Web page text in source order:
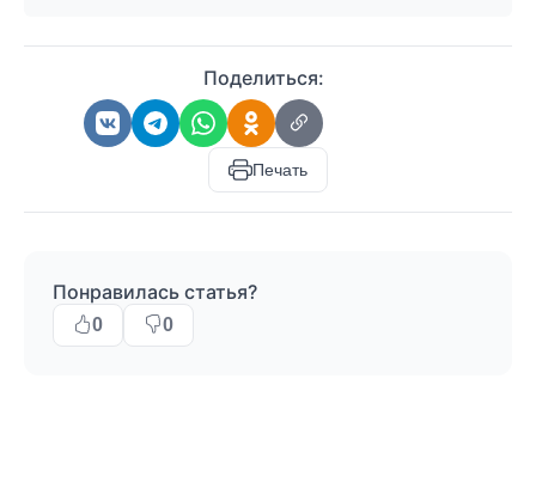
Поделиться:
Печать
Понравилась статья?
0 0